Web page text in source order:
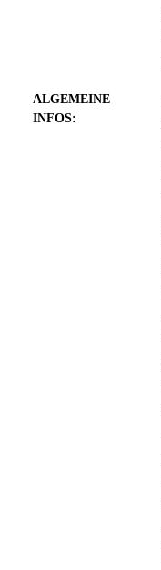
ALGEMEINE
INFOS: